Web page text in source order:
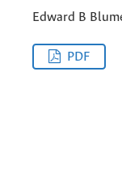
Edward B
PDF